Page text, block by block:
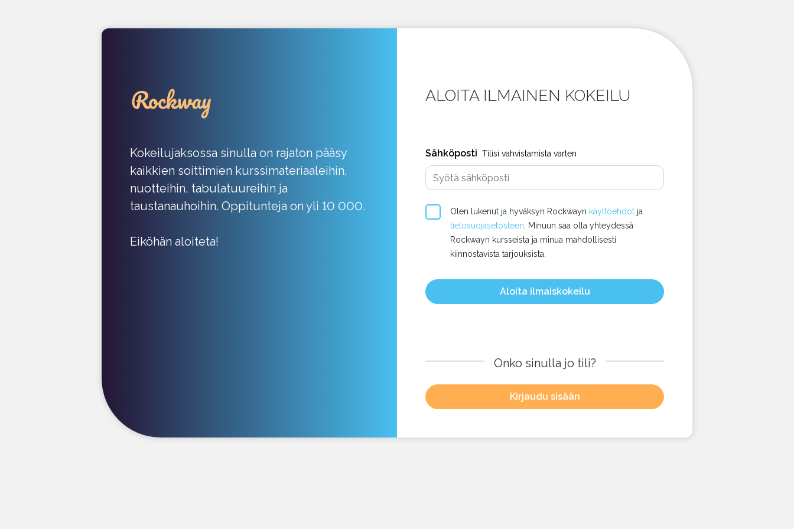
Kokeilujaksossa sinulla on rajaton pääsy
kaikkien soittimien kurssimateriaaleihin,
nuotteihin, tabulatuureihin ja
taustanauhoihin. Oppitunteja on yli 10 000.
Eiköhän aloiteta!
ALOITA ILMAINEN KOKEILU
Sähköposti Tilisi vahvistamista varten
Olen lukenut ja hyväksyn Rockwayn käyttöehdot ja
tietosuojaselosteen . Minuun saa olla yhteydessä
Rockwayn kursseista ja minua mahdollisesti
kiinnostavista tarjouksista.
Aloita ilmaiskokeilu
Onko sinulla jo tili?
Kirjaudu sisään